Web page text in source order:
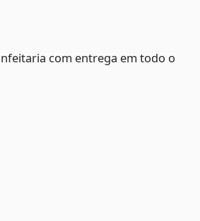
com entrega em todo o